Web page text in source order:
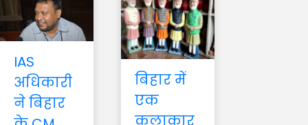
IAS
अधिकारी
ने बिहार
बिहार में
एक
कलाकार